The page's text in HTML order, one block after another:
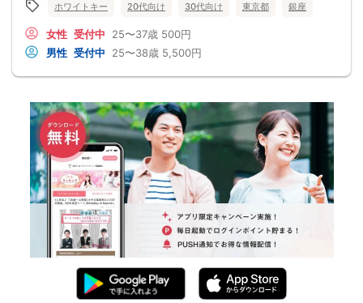
ホワイトキー 20代向け 30代向け 東京都 銀座
女性 受付中 25〜37歳 500円
男性 受付中 25〜38歳 5,500円